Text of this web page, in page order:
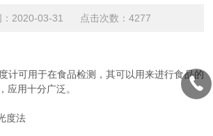
：2020-03-31 点击次数：4277
可用于在食品检测，其可以用来进行食品的
应用十分广泛。
度法